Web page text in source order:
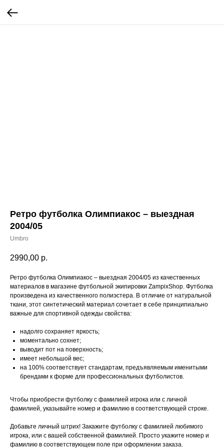
Ретро футболка Олимпиакос – выездная
2004/05
Umbro
2990,00 р.
Ретро футболка Олимпиакос – выездная 2004/05 из качественных
материалов в магазине футбольной экипировки ZampixShop. Футболка
произведена из качественного полиэстера. В отличие от натуральной
ткани, этот синтетический материал сочетает в себе принципиально
важные для спортивной одежды свойства:
надолго сохраняет яркость;
моментально сохнет;
выводит пот на поверхность;
имеет небольшой вес;
на 100% соответствует стандартам, предъявляемым именитыми
брендами к форме для профессиональных футболистов.
Чтобы приобрести футболку с фамилией игрока или с личной
фамилией, указывайте номер и фамилию в соответствующей строке.
Добавьте личный штрих! Закажите футболку с фамилией любимого
игрока, или с вашей собственной фамилией. Просто укажите номер и
фамилию в соответствующем поле при оформлении заказа.